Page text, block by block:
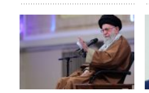
۰۱ فروردین ۱۴۰۴